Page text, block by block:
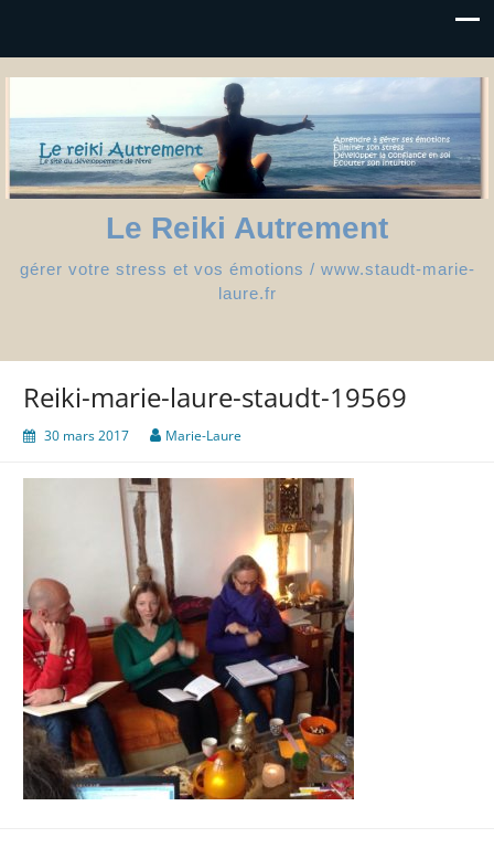
Le Reiki Autrement
gérer votre stress et vos émotions / www.staudt-marie-
laure.fr
Reiki-marie-laure-staudt-19569
30 mars 2017 Marie-Laure